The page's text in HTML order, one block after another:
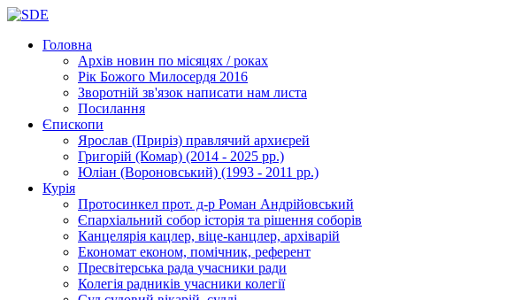
Головна
Архів новин по місяцях / роках
Рік Божого Милосердя 2016
Зворотній зв'язок написати нам листа
Посилання
Єпископи
Ярослав (Приріз) правлячий архиєрей
Григорій (Комар) (2014 - 2025 рр.)
Юліан (Вороновський) (1993 - 2011 рр.)
Курія
Протосинкел прот. д-р Роман Андрійовський
Єпархіальний собор історія та рішення соборів
Канцелярія кацлер, віце-канцлер, архіварій
Економат економ, помічник, референт
Пресвітерська рада учасники ради
Колегія радників учасники колегії